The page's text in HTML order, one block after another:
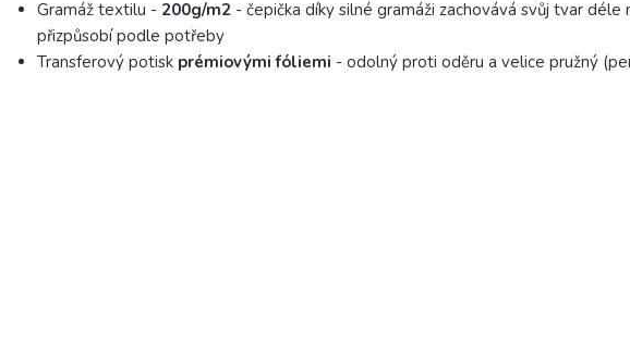
Gramáž textilu - 200g/m2 - čepička díky silné gramáži zachovává svůj tvar
přizpůsobí podle potřeby
Transferový potisk prémiovými fóliemi - odolný proti oděru a velice pružný